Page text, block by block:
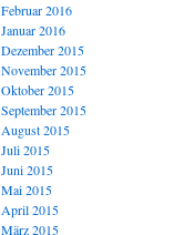
Februar 2016
Januar 2016
Dezember 2015
November 2015
Oktober 2015
September 2015
August 2015
Juli 2015
Juni 2015
Mai 2015
April 2015
März 2015